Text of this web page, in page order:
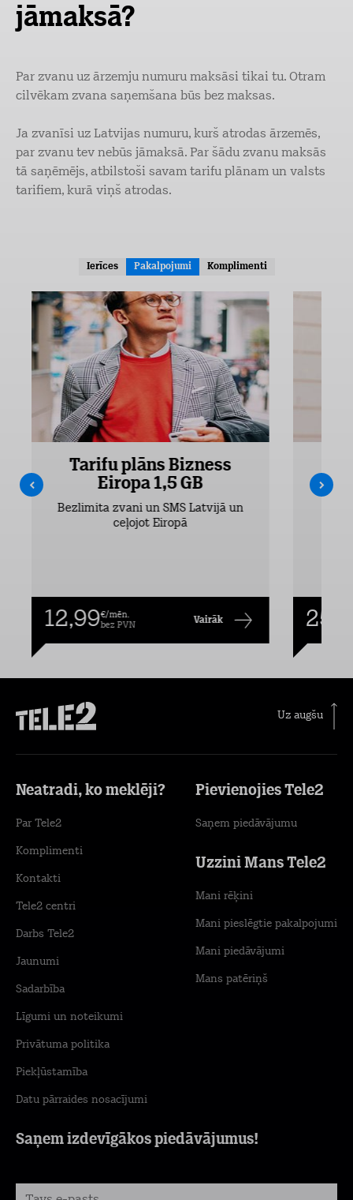
jāmaksā?
Par zvanu uz ārzemju numuru maksāsi tikai tu. Otram
cilvēkam zvana saņemšana būs bez maksas.
Ja zvanīsi uz Latvijas numuru, kurš atrodas ārzemēs,
par zvanu tev nebūs jāmaksā. Par šādu zvanu maksās
tā saņēmējs, atbilstoši savam tarifu plānam un valsts
tarifiem, kurā viņš atrodas.
Ierīces Pakalpojumi Komplimenti
Tarifu plāns Bizness
Eiropa 1,5 GB
Bezlimita zvani un SMS Latvijā un
ceļojot Eiropā
12,99€/mēn.
bez PVN
Vairāk
Uz augšu
Saņem izdevīgākos piedāvājumus!
Neatradi, ko meklēji?
Par Tele2
Komplimenti
Kontakti
Tele2 centri
Darbs Tele2
Jaunumi
Sadarbība
Līgumi un noteikumi
Privātuma politika
Piekļūstamība
Datu pārraides nosacījumi
Pievienojies Tele2
Saņem piedāvājumu
Uzzini Mans Tele2
Mani rēķini
Mani pieslēgtie pakalpojumi
Mani piedāvājumi
Mans patēriņš